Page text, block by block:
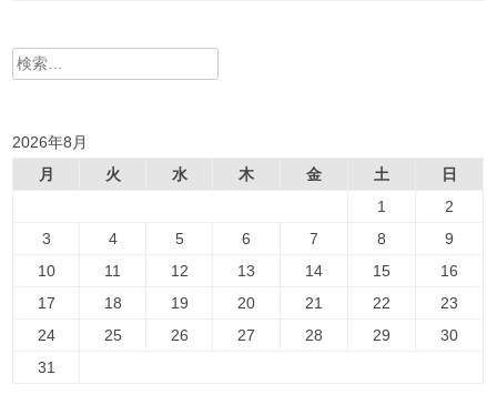
検
2026年8月
月
火 水 木 金 土
日
1
2
3
4 5 6 7 8
9
10
11 12 13 14 15
16
17
18 19 20 21 22
23
24
25 26 27 28 29
30
31